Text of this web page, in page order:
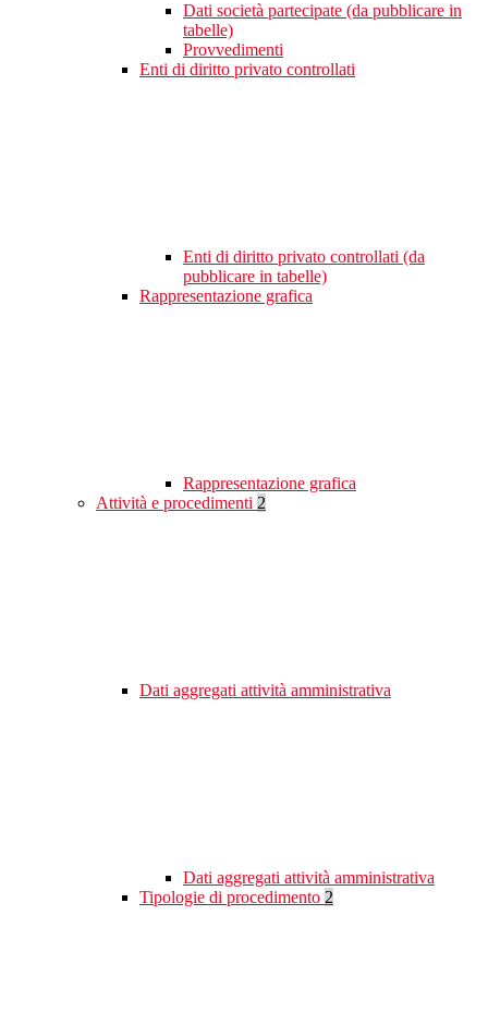
Dati società partecipate (da pubblicare in
tabelle)
Provvedimenti
Enti di diritto privato controllati
Enti di diritto privato controllati (da
pubblicare in tabelle)
Rappresentazione grafica
Rappresentazione grafica
Attività e procedimenti 2
Dati aggregati attività amministrativa
Dati aggregati attività amministrativa
Tipologie di procedimento 2